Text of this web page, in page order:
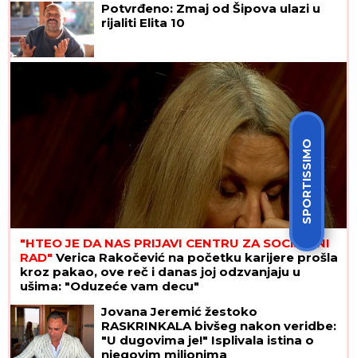
SPORTISSIMO
Potvrđeno: Zmaj od Šipova ulazi u
rijaliti Elita 10
"HTEO JE DA NAS PRIJAVI CENTRU ZA SOCIJALNI
RAD" Verica Rakočević na početku karijere prošla
kroz pakao, ove reč i danas joj odzvanjaju u
ušima: "Oduzeće vam decu"
Jovana Jeremić žestoko
RASKRINKALA bivšeg nakon veridbe:
"U dugovima je!" Isplivala istina o
njegovim milionima